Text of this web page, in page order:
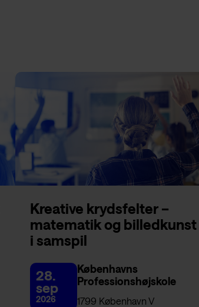
Kreative krydsfelter –
matematik og billedkunst
i samspil
28.
sep
2026
Københavns
Professionshøjskole
1799 København V